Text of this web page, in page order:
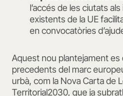
l’accés de les ciutats
existents de la UE
en convocatòries
Aquest nou plantejament
precedents del marc
urbà, com la Nova Carta de
Territorial2030, que ja